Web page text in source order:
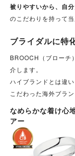
被りやすいから、自
のこだわりを持って
ブライダルに特
BROOCH（ブローチ
介します。
ハイブランドとは違
こだわった海外ブラン
なめらかな着け心
アー